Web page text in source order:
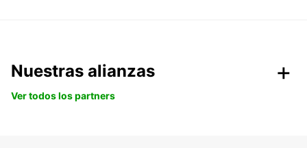
Nuestras alianzas
Ver todos los partners